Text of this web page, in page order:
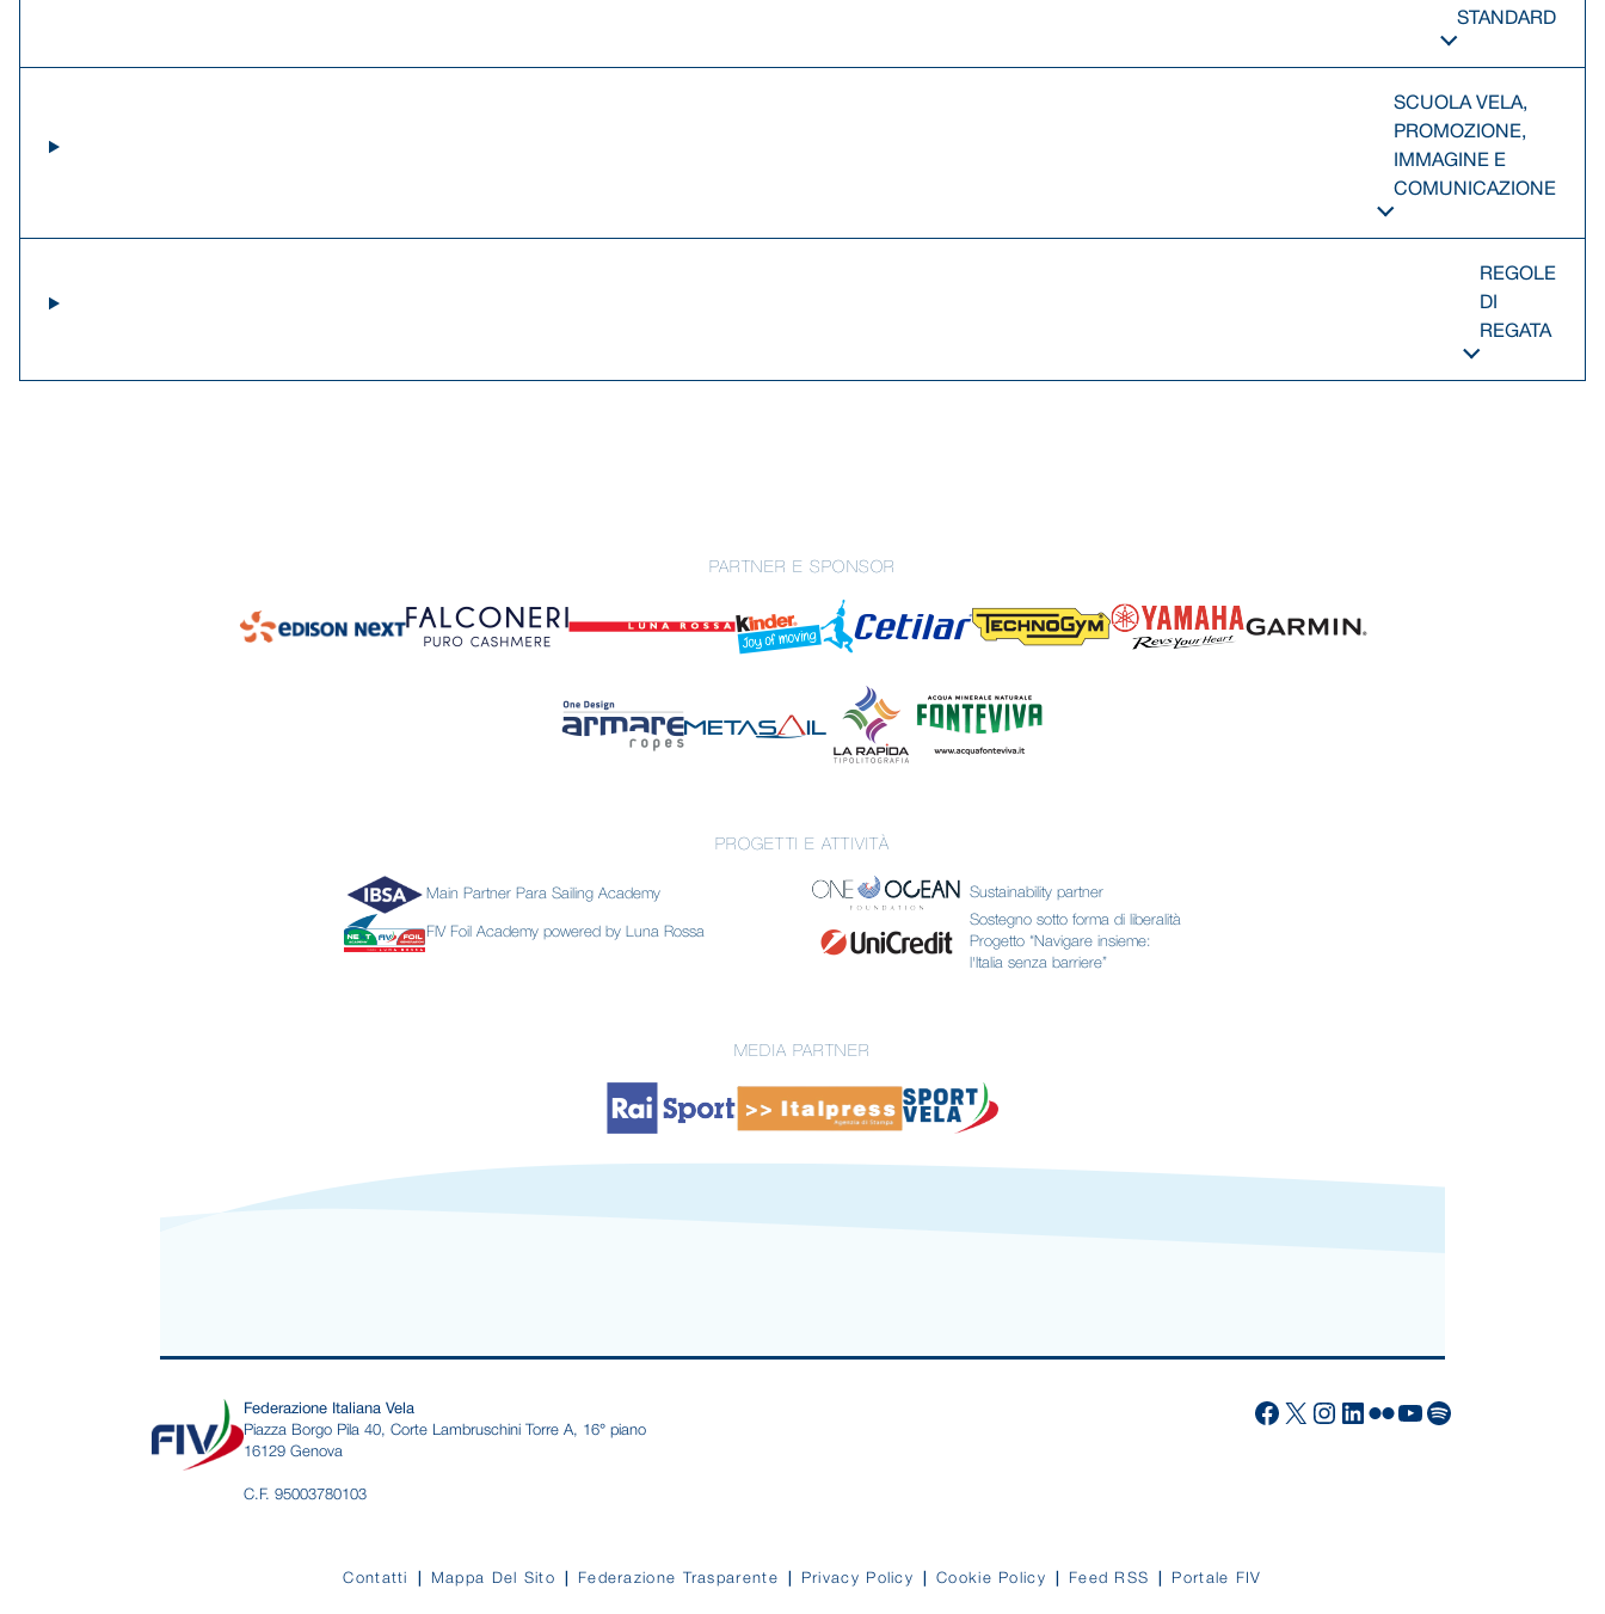
STANDARD
SCUOLA VELA,
PROMOZIONE,
IMMAGINE E
COMUNICAZIONE
REGOLE
DI
REGATA
PARTNER E SPONSOR
PROGETTI E ATTIVITÀ
Main Partner Para Sailing Academy
FIV Foil Academy powered by Luna Rossa
Sustainability partner
Sostegno sotto forma di liberalità
Progetto “Navigare insieme:
l'Italia senza barriere”
MEDIA PARTNER
Federazione Italiana Vela
Piazza Borgo Pila 40, Corte Lambruschini Torre A, 16° piano
16129 Genova
C.F. 95003780103
Facebook
X Instagram
LinkedIn
Flickr
YouTube
Spotify
Contatti Mappa Del Sito Federazione Trasparente Privacy Policy Cookie Policy Feed RSS Portale FIV